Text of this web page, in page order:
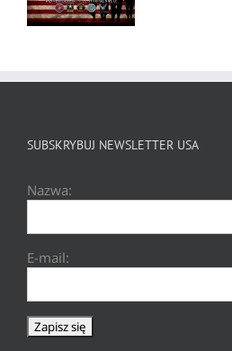
SUBSKRYBUJ NEWSLETTER USA
Nazwa:
E-mail: